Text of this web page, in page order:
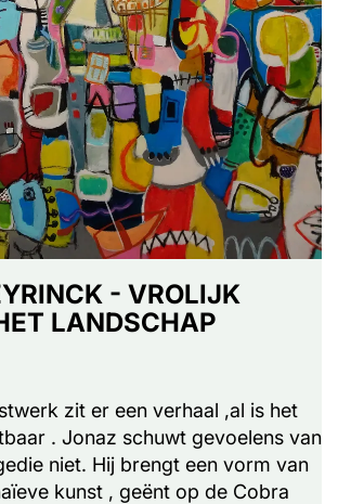
- VROLIJK
LANDSCHAP
zit er een verhaal ,al is het
. Jonaz schuwt gevoelens van
niet. Hij brengt een vorm van
kunst , geënt op de Cobra